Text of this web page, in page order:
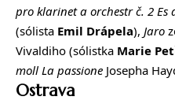
pro klarinet a orchestr č. 2 Es
(sólista Emil Drápela), Jaro
Vivaldiho (sólistka Marie
moll La passione Josepha
Ostrava